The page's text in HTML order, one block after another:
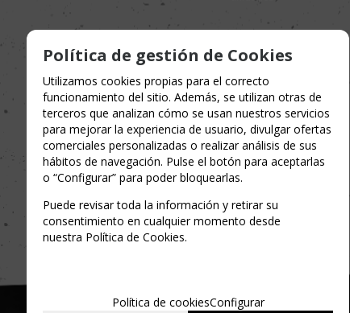
Política de gestión de Cookies
Utilizamos cookies propias para el correcto
funcionamiento del sitio. Además, se utilizan otras de
terceros que analizan cómo se usan nuestros servicios
para mejorar la experiencia de usuario, divulgar ofertas
comerciales personalizadas o realizar análisis de sus
hábitos de navegación. Pulse el botón para aceptarlas
o “Configurar” para poder bloquearlas.
Puede revisar toda la información y retirar su
consentimiento en cualquier momento desde
nuestra Política de Cookies.
Política de cookiesConfigurar